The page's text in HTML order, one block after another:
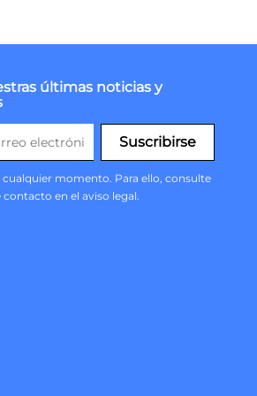
últimas noticias y
cualquier momento. Para ello, consulte
en el aviso legal.